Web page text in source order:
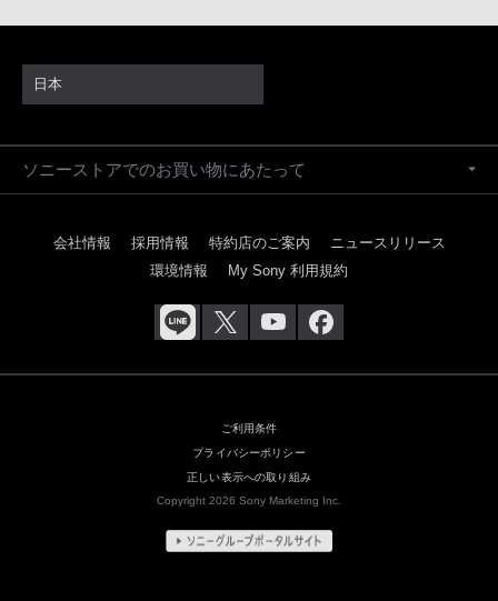
日本
ソニーストアでのお買い物にあたって
会社情報 採用情報 特約店のご案内
ニュースリリース
環境情報
My Sony 利用規約
ご利用条件
プライバシーポリシー
正しい表示への取り組み
Copyright 2026 Sony Marketing Inc.